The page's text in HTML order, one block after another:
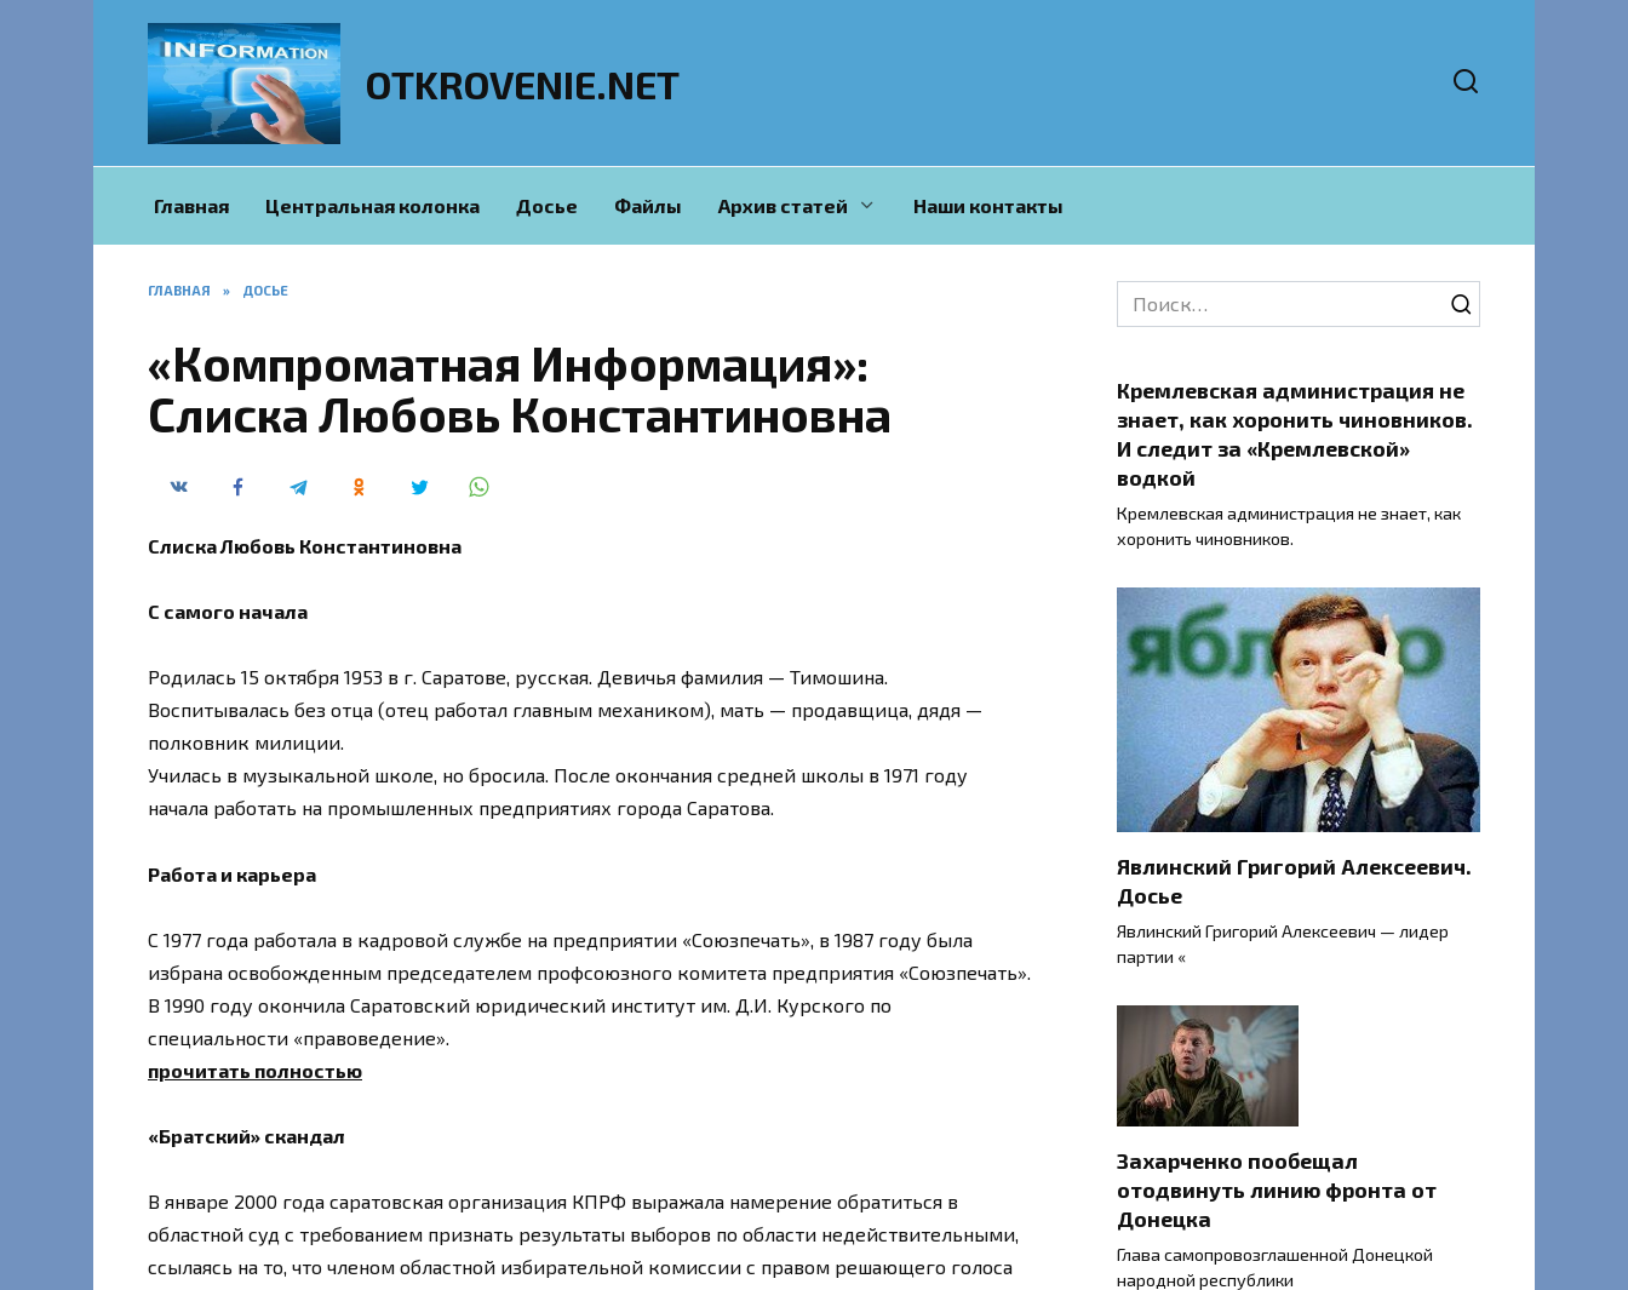
OTKROVENIE.NET
Главная Центральная колонка Досье Файлы Архив статей Наши контакты
ГЛАВНАЯ » ДОСЬЕ
«Компроматная Информация»:
Слиска Любовь Константиновна
Слиска Любовь Константиновна
С самого начала
Родилась 15 октября 1953 в г. Саратове, русская. Девичья фамилия — Тимошина.
Воспитывалась без отца (отец работал главным механиком), мать — продавщица, дядя —
полковник милиции.
Училась в музыкальной школе, но бросила. После окончания средней школы в 1971 году
начала работать на промышленных предприятиях города Саратова.
Работа и карьера
С 1977 года работала в кадровой службе на предприятии «Союзпечать», в 1987 году была
избрана освобожденным председателем профсоюзного комитета предприятия «Союзпечать».
В 1990 году окончила Саратовский юридический институт им. Д.И. Курского по
специальности «правоведение».
прочитать полностью
«Братский» скандал
В январе 2000 года саратовская организация КПРФ выражала намерение обратиться в
областной суд с требованием признать результаты выборов по области недействительными,
ссылаясь на то, что членом областной избирательной комиссии с правом решающего голоса
Search
for:
Кремлевская администрация не
знает, как хоронить чиновников.
И следит за «Кремлевской»
водкой
Кремлевская администрация не знает, как
хоронить чиновников.
Явлинский Григорий Алексеевич.
Досье
Явлинский Григорий Алексеевич — лидер
партии «
Захарченко пообещал
отодвинуть линию фронта от
Донецка
Глава самопровозглашенной Донецкой
народной республики